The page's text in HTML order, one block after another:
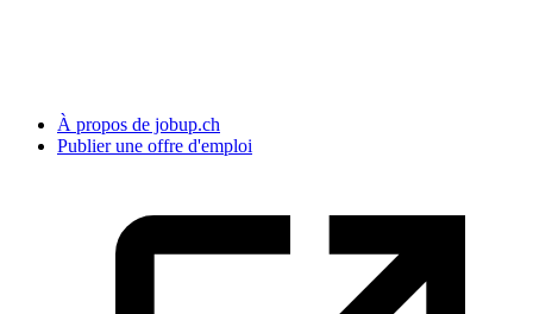
À propos de jobup.ch
Publier une offre d'emploi